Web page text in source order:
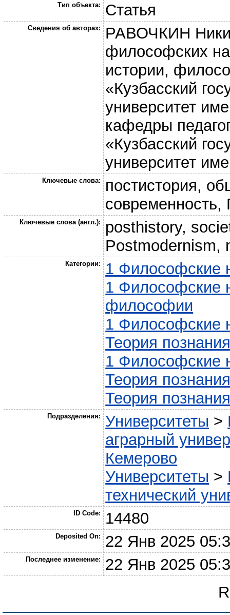
Тип объекта: Статья
Сведения об авторах:
РАВОЧКИН
философских
истории,
«Кузбасский
университет
кафедры
«Кузбасский
университет
Ключевые слова:
постистория,
современность,
Ключевые слова (англ.):
posthistory,
Postmodernism,
Категории:
1 Философские
1 Философские
философии
1 Философские
Теория
1 Философские
Теория
Теория
Подразделения: Университеты >
аграрный
Кемерово
Университеты >
технический
ID Code: 14480
Deposited On: 22 Янв 2025
Последнее изменение:
22 Янв 2025